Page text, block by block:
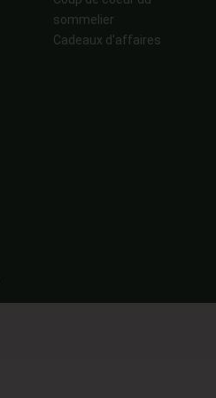
sommelier
Cadeaux d'affaires